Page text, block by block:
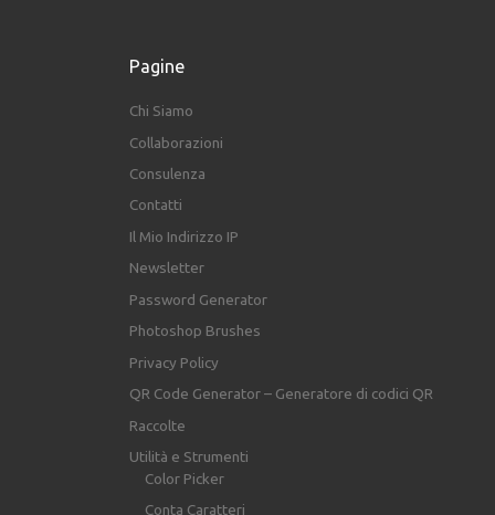
Pagine
Chi Siamo
Collaborazioni
Consulenza
Contatti
Il Mio Indirizzo IP
Newsletter
Password Generator
Photoshop Brushes
Privacy Policy
QR Code Generator – Generatore di codici QR
Raccolte
Utilità e Strumenti
Color Picker
Conta Caratteri